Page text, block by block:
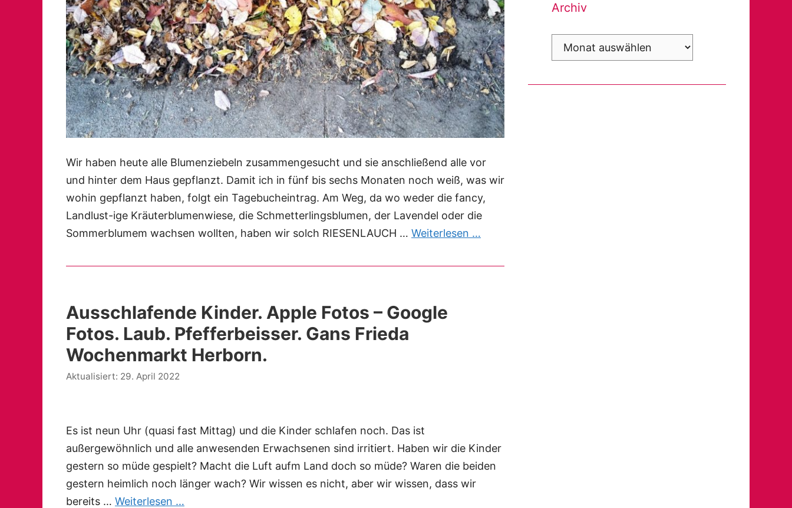
Wir haben heute alle Blumenziebeln zusammengesucht und sie anschließend alle vor
und hinter dem Haus gepflanzt. Damit ich in fünf bis sechs Monaten noch weiß, was wir
wohin gepflanzt haben, folgt ein Tagebucheintrag. Am Weg, da wo weder die fancy,
Landlust-ige Kräuterblumenwiese, die Schmetterlingsblumen, der Lavendel oder die
Sommerblumem wachsen wollten, haben wir solch RIESENLAUCH … Weiterlesen …
Ausschlafende Kinder. Apple Fotos – Google
Fotos. Laub. Pfefferbeisser. Gans Frieda
Wochenmarkt Herborn.
29. April 2022
Es ist neun Uhr (quasi fast Mittag) und die Kinder schlafen noch. Das ist
außergewöhnlich und alle anwesenden Erwachsenen sind irritiert. Haben wir die Kinder
gestern so müde gespielt? Macht die Luft aufm Land doch so müde? Waren die beiden
gestern heimlich noch länger wach? Wir wissen es nicht, aber wir wissen, dass wir
bereits … Weiterlesen …
Archiv
Archiv